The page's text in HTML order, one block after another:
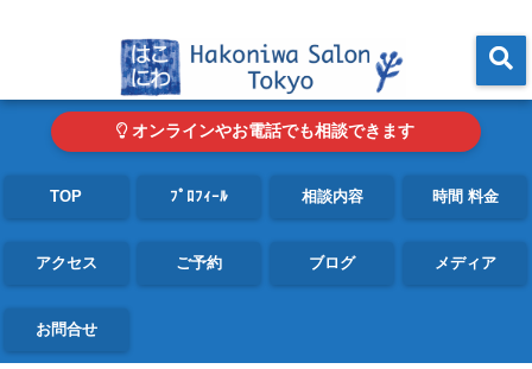
オンラインやお電話でも相談できます
TOP ﾌﾟﾛﾌｨｰﾙ 相談内容 時間 料金
アクセス ご予約 ブログ メディア
お問合せ